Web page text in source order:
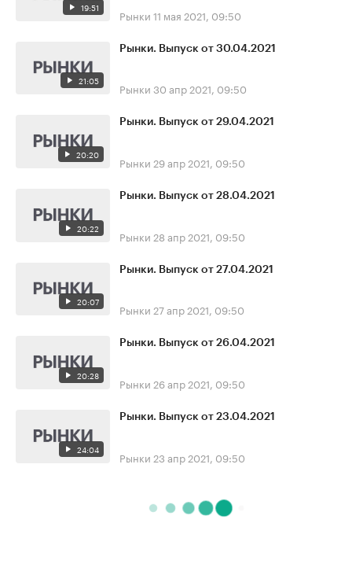
19:51 Рынки 11 мая 2021, 09:50
21:05
Рынки. Выпуск от 30.04.2021
Рынки 30 апр 2021, 09:50
20:20
Рынки. Выпуск от 29.04.2021
Рынки 29 апр 2021, 09:50
20:22
Рынки. Выпуск от 28.04.2021
Рынки 28 апр 2021, 09:50
20:07
Рынки. Выпуск от 27.04.2021
Рынки 27 апр 2021, 09:50
20:28
Рынки. Выпуск от 26.04.2021
Рынки 26 апр 2021, 09:50
24:04
Рынки. Выпуск от 23.04.2021
Рынки 23 апр 2021, 09:50